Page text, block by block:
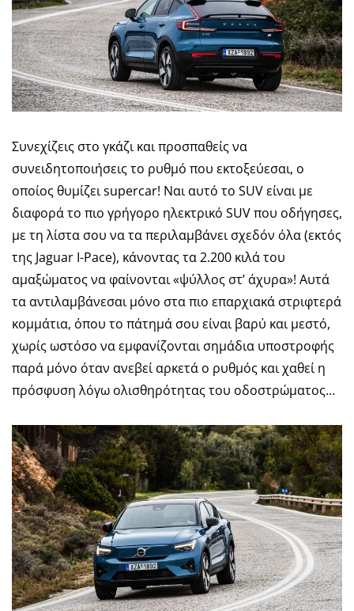
Συνεχίζεις στο γκάζι και προσπαθείς να
συνειδητοποιήσεις το ρυθμό που εκτοξεύεσαι, ο
οποίος θυμίζει supercar! Ναι αυτό το SUV είναι με
διαφορά το πιο γρήγορο ηλεκτρικό SUV που οδήγησες,
με τη λίστα σου να τα περιλαμβάνει σχεδόν όλα (εκτός
της Jaguar I-Pace), κάνοντας τα 2.200 κιλά του
αμαξώματος να φαίνονται «ψύλλος στ’ άχυρα»! Αυτά
τα αντιλαμβάνεσαι μόνο στα πιο επαρχιακά στριφτερά
κομμάτια, όπου το πάτημά σου είναι βαρύ και μεστό,
χωρίς ωστόσο να εμφανίζονται σημάδια υποστροφής
παρά μόνο όταν ανεβεί αρκετά ο ρυθμός και χαθεί η
πρόσφυση λόγω ολισθηρότητας του οδοστρώματος…